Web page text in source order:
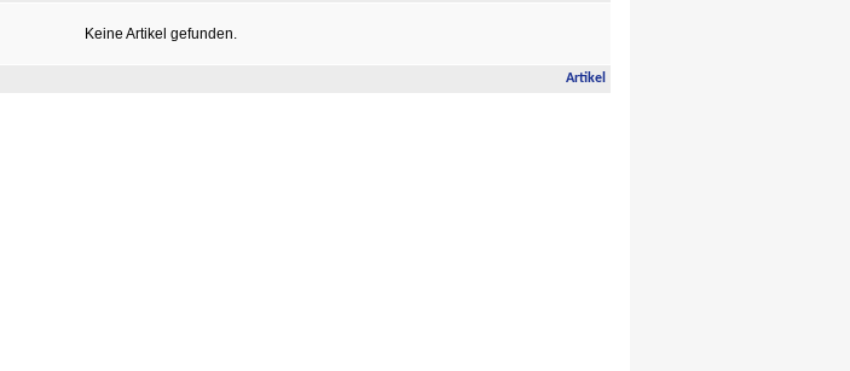
Keine Artikel gefunden.
Artikel